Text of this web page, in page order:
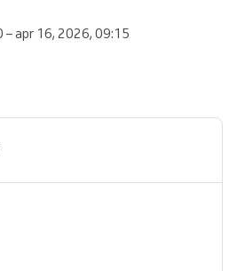
– apr 16, 2026, 09:15